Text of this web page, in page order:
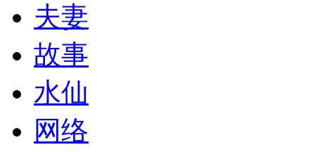
夫妻
故事
水仙
网络